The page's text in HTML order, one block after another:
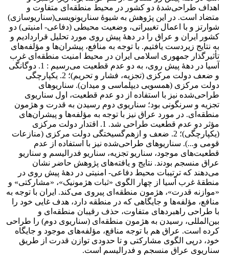
اهداف طراحی‌شدۀ دو کشور در محیط منطقه‌ای متفاوت و
متضاد است. در این پژوهش به شیوۀ سناریونویسی(سناریوسازی)
شوارتز و با اعمال تغییراتی، وضعیت محیطی (دفاعی- امنیتی) دو
کشور ایران و عراق را در دهۀ پیش روی مورد تحلیل قراردادیم و
به نتایج زیردست یافتیم. با توجه به منافع، پیشران‌ها و مؤلفه‌های
تأثیرگذار جمهوری اسلامی ایران در محیط امنیت منطقه‌ای غرب
آسیا در دهۀ پیش روی، به دو عدم قطعیت می‌رسیم : 1. دوگانگی
و ضعف دولت مرکزی (تجزیه، فشار و تحریم)؛ 2. یکپارچگی
دولت مرکزی (همسویی دیپلماسی و میدان). سناریوهای
طراحی‌شده نیز با استفاده از دو عدم قطعیت، اول سناریوی
تجزیه و سرنگونی بود؛ سناریوی دوم رسیدن به قدرت و هژمون
منطقه‌ای. در مورد عراق نیز با توجه به مؤلفه‌ها و پیشران‌های
مؤثر دو عدم قطعیت طراحی شد. 1. اقتدار دولت مرکزی
(یکپارچگی)؛ 2. ضعف و ازهم‌گسیختگی دولت مرکزی (منازعات
قومی و...). سناریوهای طراحی‌شده نیز با استفاده از عدم
قطعیت‌های موجود، سناریو تجزیه، سناریو فدرالیسم و سناریو
عراق منسجم بودند. نتایج و یافته‌های پژوهش حاضر نشان
می‌دهند که ترتیبات محیط دفاعی- امنیتی در دهۀ پیش روی در
منطقۀ غرب آسیا از چهار الگوی «ثبات هژمونیک»، «مشارکتی» و
«موازنه قدرت»، هژمون منطقه‌ای پیروی می‌کند. ایران با توجه به
منافع، مؤلفه‌ها و جایگاهی که در منطقه دارد، هدف غایی خود را
با طراحی راهبردهای متفاوت، حذف رقیبان منطقه‌ای و
بین‌المللی، رسیدن به هژمون منطقه‌ای (سناریوی دوم) را طراحی
کرده است. عراق هم با توجه منافع، مؤلفه‌های موجود و جایگاه
خود، درپی الگوی مشارکتی و تا حدودی توازن قدرت از طریق
سناریوی عراق منسجم و فدرالیسم است.